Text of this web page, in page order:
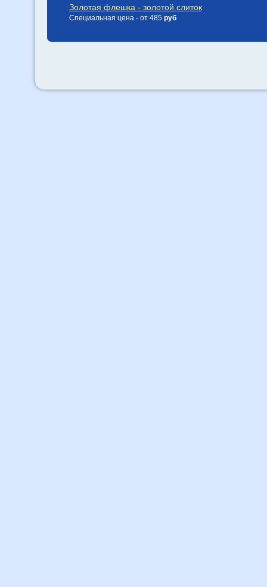
Золотая флешка - золотой слиток
Специальная цена - от 485 руб